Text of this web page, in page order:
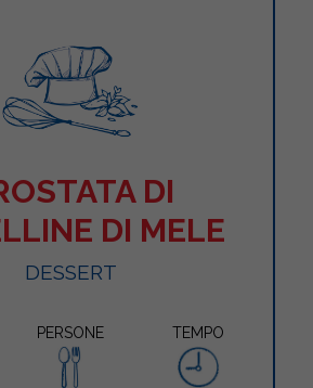
DI
DI MELE
DESSERT
PERSONE TEMPO